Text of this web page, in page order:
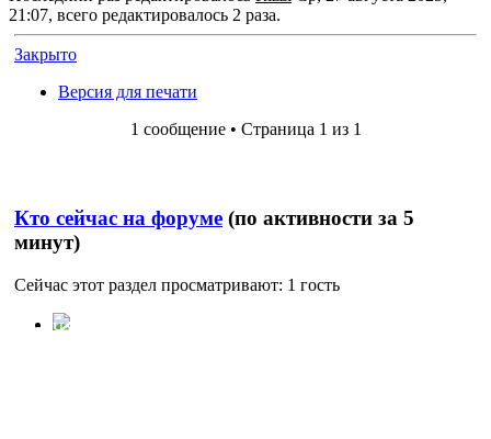
21:07, всего редактировалось 2 раза.
Закрыто
Версия для печати
1 сообщение • Страница 1 из 1
Кто сейчас на форуме (по активности за 5
минут)
Сейчас этот раздел просматривают: 1 гость
Часовой пояс: